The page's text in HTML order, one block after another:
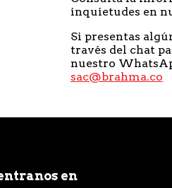
inquietudes en
Si presentas
través del chat
nuestro
sac@brahma.co
en